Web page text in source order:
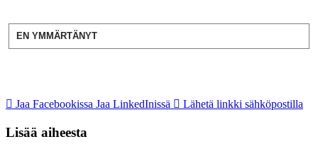
EN YMMÄRTÄNYT
Jaa Facebookissa Jaa LinkedInissä Lähetä linkki sähköpostilla
Lisää aiheesta